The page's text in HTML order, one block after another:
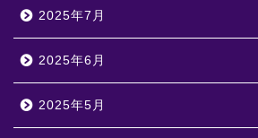
2025年7月
2025年6月
2025年5月